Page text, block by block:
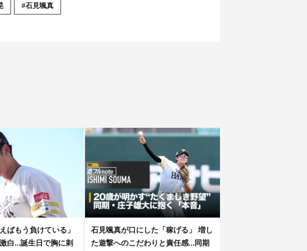
#石見颯真
ばもう負けている」
白...誕生日で胸に刺
石見颯真が口にした「稼げる」 増し
た遊撃へのこだわりと責任感...同期